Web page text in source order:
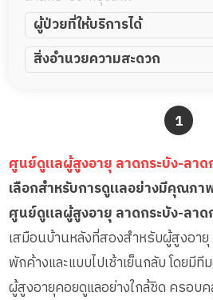
ผู้ป่วยที่ให้บริการได้
ผู้ป่วยอัมพาต อัมพฤกษ์
ผู้ป่วยอัลไซเมอร์
ผู้ป่วยที่มาพักฟื้นทำแผลกดทับ
ผู้ป่วยพักฟื้นหลังผ่าตัด
สิ่งอำนวยความสะดวก
แพทย์เฉพาะทาง
อาหารตามโภชนาการ
ดูแลความสะอาด ซักผ้า
กายภาพบำบัด
กิจกรรมนันทนาการ
รายงานข้อมูลสุขภาพ
1
ศูนย์ดูแลผู้สูงอายุ ลาดกระบัง-ลาด
เลือกสำหรับการดูแลอย่างมีคุณภา
ศูนย์ดูแลผู้สูงอายุ ลาดกระบัง-ลาด
เสมือนบ้านหลังที่สองสำหรับผู้สูงอา
พักค้างและแบบไปเช้าเย็นกลับ โดยมี
ผู้สูงอายุคอยดูแลอย่างใกล้ชิด ครอบ